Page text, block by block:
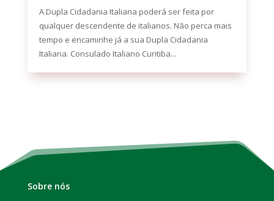
A Dupla Cidadania Italiana poderá ser feita por
qualquer descendente de italianos. Não perca mais
tempo e encaminhe já a sua Dupla Cidadania
Italiana. Consulado Italiano Curitiba...
Sobre nós